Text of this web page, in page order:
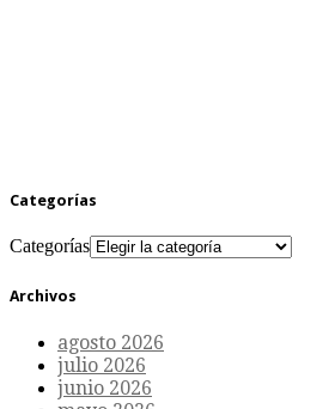
Categorías
Categorías
Archivos
agosto 2026
julio 2026
junio 2026